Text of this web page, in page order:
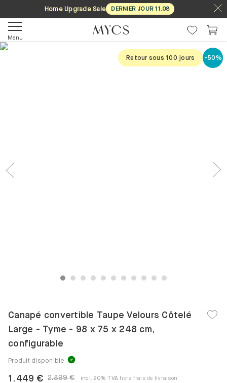
Home Upgrade Sale DERNIER JOUR 11.08
Menu
1 2 3 4 5 6 7 8 9 1011
Retour sous 100 jours -50%
Canapé convertible Taupe Velours Côtelé
Large - Tyme - 98 x 75 x 248 cm,
configurable
Produit disponible
2.899 €
1.449 € incl. 20% TVA hors frais de livraison